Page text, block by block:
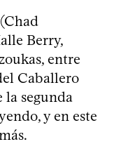
(Chad
Berry,
entre
Caballero
segunda
y en este